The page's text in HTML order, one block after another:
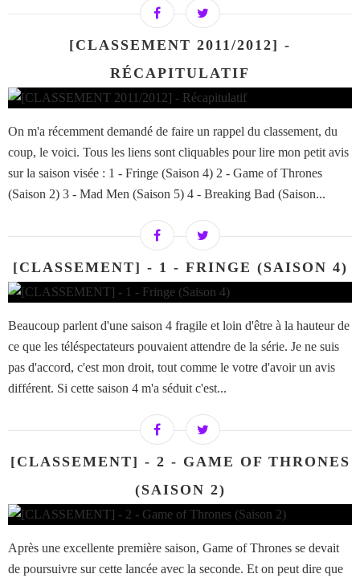
[CLASSEMENT 2011/2012] -
RÉCAPITULATIF
On m'a récemment demandé de faire un rappel du classement, du
coup, le voici. Tous les liens sont cliquables pour lire mon petit avis
sur la saison visée : 1 - Fringe (Saison 4) 2 - Game of Thrones
(Saison 2) 3 - Mad Men (Saison 5) 4 - Breaking Bad (Saison...
[CLASSEMENT] - 1 - FRINGE (SAISON 4)
Beaucoup parlent d'une saison 4 fragile et loin d'être à la hauteur de
ce que les téléspectateurs pouvaient attendre de la série. Je ne suis
pas d'accord, c'est mon droit, tout comme le votre d'avoir un avis
différent. Si cette saison 4 m'a séduit c'est...
[CLASSEMENT] - 2 - GAME OF THRONES
(SAISON 2)
Après une excellente première saison, Game of Thrones se devait
de poursuivre sur cette lancée avec la seconde. Et on peut dire que